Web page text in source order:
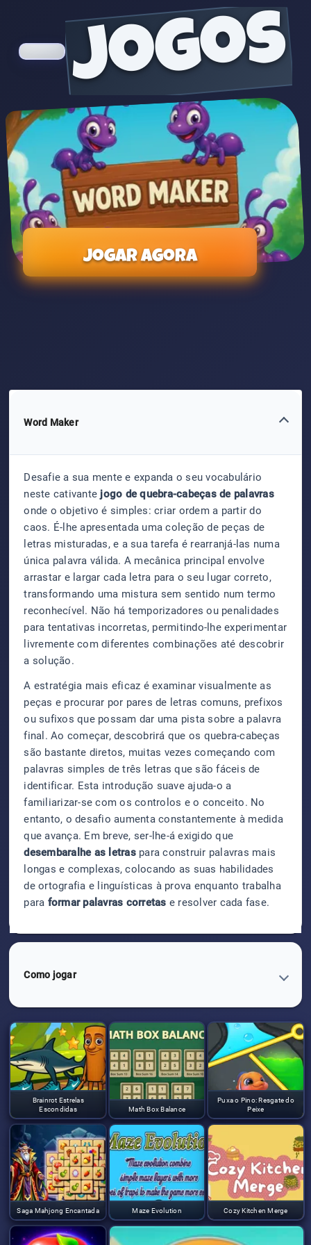
jogos
Jogar agora
Word Maker
Desafie a sua mente e expanda o seu vocabulário
neste cativante jogo de quebra-cabeças de palavras
onde o objetivo é simples: criar ordem a partir do
caos. É-lhe apresentada uma coleção de peças de
letras misturadas, e a sua tarefa é rearranjá-las numa
única palavra válida. A mecânica principal envolve
arrastar e largar cada letra para o seu lugar correto,
transformando uma mistura sem sentido num termo
reconhecível. Não há temporizadores ou penalidades
para tentativas incorretas, permitindo-lhe experimentar
livremente com diferentes combinações até descobrir
a solução.
A estratégia mais eficaz é examinar visualmente as
peças e procurar por pares de letras comuns, prefixos
ou sufixos que possam dar uma pista sobre a palavra
final. Ao começar, descobrirá que os quebra-cabeças
são bastante diretos, muitas vezes começando com
palavras simples de três letras que são fáceis de
identificar. Esta introdução suave ajuda-o a
familiarizar-se com os controlos e o conceito. No
entanto, o desafio aumenta constantemente à medida
que avança. Em breve, ser-lhe-á exigido que
desembaralhe as letraspara construir palavras mais
longas e complexas, colocando as suas habilidades
de ortografia e linguísticas à prova enquanto trabalha
para formar palavras corretas e resolver cada fase.
Como jogar
Brainrot Estrelas
Escondidas
Math Box Balance
Puxa o Pino: Resgate do
Peixe
Saga Mahjong Encantada Maze Evolution Cozy Kitchen Merge